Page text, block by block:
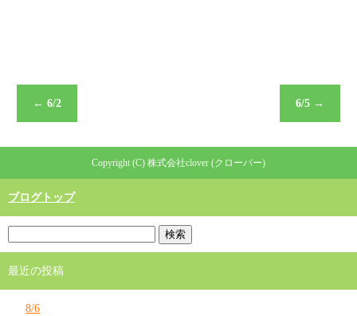
← 6/2 6/5 →
Copyright (C) 株式会社clover (クローバー)
ブログトップ
最近の投稿
8/6